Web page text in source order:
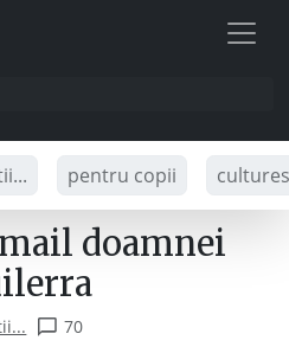
pentru copii
doamnei
70